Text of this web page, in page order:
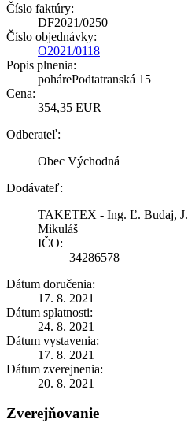
Číslo faktúry:
DF2021/0250
Číslo objednávky:
O2021/0118
Popis plnenia:
pohárePodtatranská 15
Cena:
354,35 EUR
Odberateľ:
Obec Východná
Dodávateľ:
TAKETEX - Ing. Ľ. Budaj,
Mikuláš
IČO:
34286578
Dátum doručenia:
17. 8. 2021
Dátum splatnosti:
24. 8. 2021
Dátum vystavenia:
17. 8. 2021
Dátum zverejnenia:
20. 8. 2021
Zverejňovanie